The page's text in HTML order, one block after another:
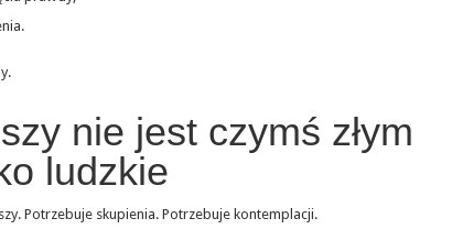
nie jest czymś złym
ludzkie
Potrzebuje skupienia. Potrzebuje kontemplacji.